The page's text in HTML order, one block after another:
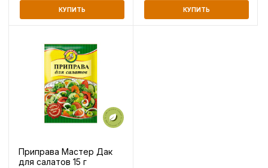
КУПИТЬ КУПИТЬ
Приправа Мастер Дак
для салатов 15 г